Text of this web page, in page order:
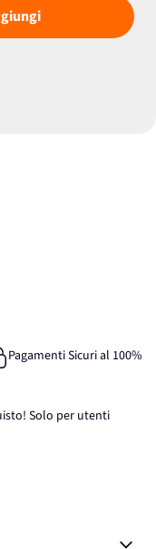
Pagamenti Sicuri al 100%
Solo per utenti